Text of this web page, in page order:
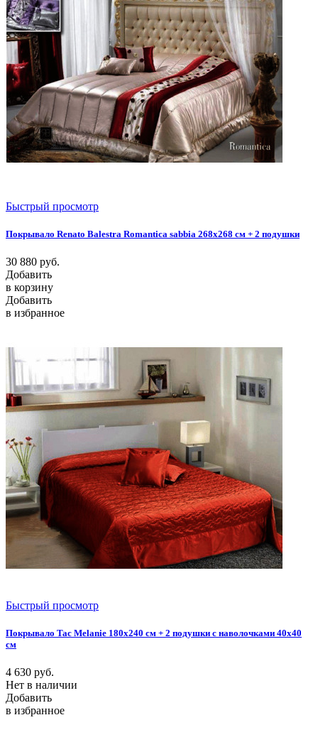
Быстрый просмотр
Покрывало Renato Balestra Romantica sabbia 268x268 см + 2 подушки
30 880 руб.
Добавить
в корзину
Добавить
в избранное
Быстрый просмотр
Покрывало Tac Melanie 180х240 см + 2 подушки с наволочками 40х40
см
4 630 руб.
Нет в наличии
Добавить
в избранное